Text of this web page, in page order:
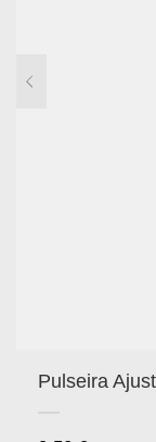
Pulseira